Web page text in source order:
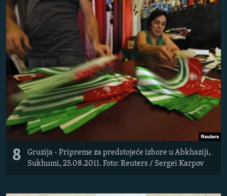
8
Gruzija - Pripreme za predstojeće izbore u Abkhaziji,
Sukhumi, 25.08.2011. Foto: Reuters / Sergei Karpov